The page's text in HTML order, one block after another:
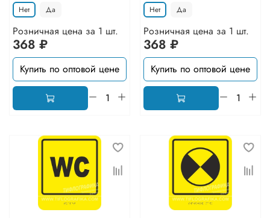
Нет
Да
Розничная цена за 1 шт.
368 ₽
Купить по оптовой цене
Нет
Да
Розничная цена за 1 шт.
368 ₽
Купить по оптовой цене